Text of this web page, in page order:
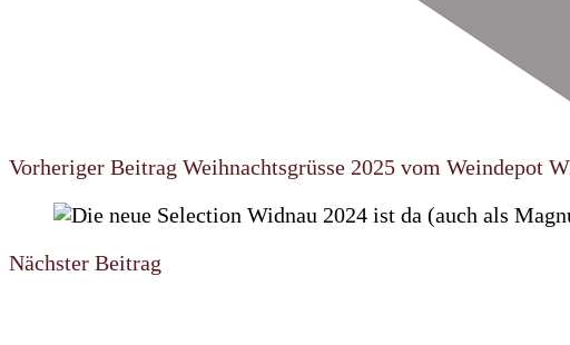
Vorheriger Beitrag Weihnachtsgrüsse 2025 vom Weindepot
Nächster Beitrag